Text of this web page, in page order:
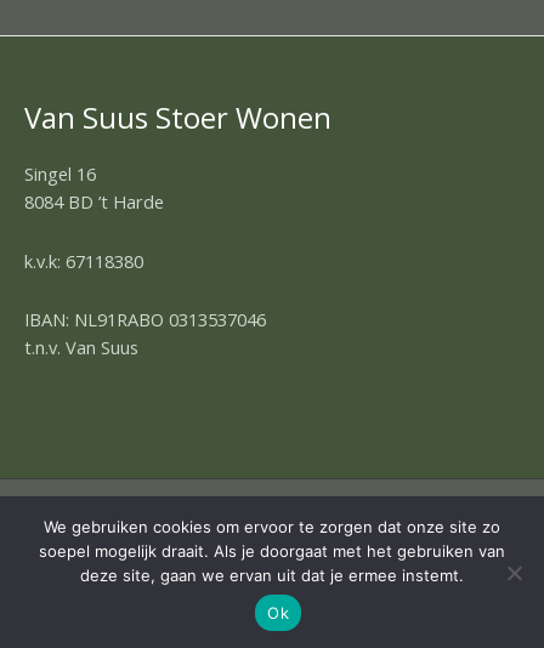
Van Suus Stoer Wonen
Singel 16
8084 BD ’t Harde
k.v.k: 67118380
IBAN: NL91RABO 0313537046
t.n.v. Van Suus
COPYRIGHT © 2026 | OMNIA 4 WEBDESIGN
We gebruiken cookies om ervoor te zorgen dat onze site zo
soepel mogelijk draait. Als je doorgaat met het gebruiken van
deze site, gaan we ervan uit dat je ermee instemt.
Ok